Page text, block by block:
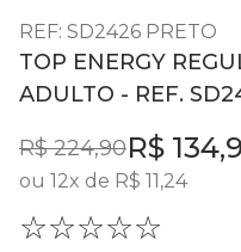
REF: SD2426 PRETO
TOP ENERGY
ADULTO - REF.
R$ 224,90R$ 134,
ou 12x de R$ 11,24
☆☆☆☆☆